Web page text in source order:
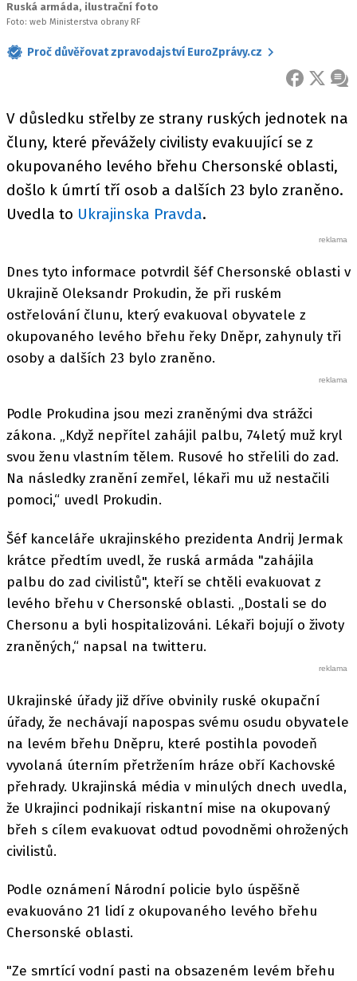
Ruská armáda, ilustrační foto
Foto: web Ministerstva obrany RF
Proč důvěřovat zpravodajství EuroZprávy.cz
FACEBOOK
X
V důsledku střelby ze strany ruských jednotek na
čluny, které převážely civilisty evakuující se z
okupovaného levého břehu Chersonské oblasti,
došlo k úmrtí tří osob a dalších 23 bylo zraněno.
Uvedla to Ukrajinska Pravda.
Dnes tyto informace potvrdil šéf Chersonské oblasti v
Ukrajině Oleksandr Prokudin, že při ruském
ostřelování člunu, který evakuoval obyvatele z
okupovaného levého břehu řeky Dněpr, zahynuly tři
osoby a dalších 23 bylo zraněno.
Podle Prokudina jsou mezi zraněnými dva strážci
zákona. „Když nepřítel zahájil palbu, 74letý muž kryl
svou ženu vlastním tělem. Rusové ho střelili do zad.
Na následky zranění zemřel, lékaři mu už nestačili
pomoci,“ uvedl Prokudin.
Šéf kanceláře ukrajinského prezidenta Andrij Jermak
krátce předtím uvedl, že ruská armáda "zahájila
palbu do zad civilistů", kteří se chtěli evakuovat z
levého břehu v Chersonské oblasti. „Dostali se do
Chersonu a byli hospitalizováni. Lékaři bojují o životy
zraněných,“ napsal na twitteru.
Ukrajinské úřady již dříve obvinily ruské okupační
úřady, že nechávají napospas svému osudu obyvatele
na levém břehu Dněpru, které postihla povodeň
vyvolaná úterním přetržením hráze obří Kachovské
přehrady. Ukrajinská média v minulých dnech uvedla,
že Ukrajinci podnikají riskantní mise na okupovaný
břeh s cílem evakuovat odtud povodněmi ohrožených
civilistů.
Podle oznámení Národní policie bylo úspěšně
evakuováno 21 lidí z okupovaného levého břehu
Chersonské oblasti.
"Ze smrtící vodní pasti na obsazeném levém břehu